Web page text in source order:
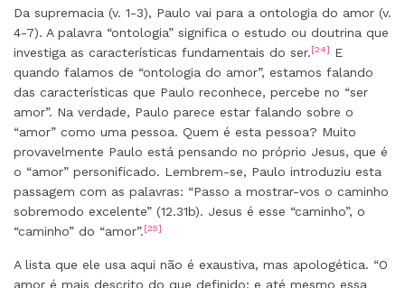
Da supremacia (v. 1-3), Paulo vai para a ontologia do amor (v.
4-7). A palavra “ontologia” significa o estudo ou doutrina que
investiga as características fundamentais do ser.[24] E
quando falamos de “ontologia do amor”, estamos falando
das características que Paulo reconhece, percebe no “ser
amor”. Na verdade, Paulo parece estar falando sobre o
“amor” como uma pessoa. Quem é esta pessoa? Muito
provavelmente Paulo está pensando no próprio Jesus, que é
o “amor” personificado. Lembrem-se, Paulo introduziu esta
passagem com as palavras: “Passo a mostrar-vos o caminho
sobremodo excelente” (12.31b). Jesus é esse “caminho”, o
“caminho” do “amor”.[25]
A lista que ele usa aqui não é exaustiva, mas apologética. “O
amor é mais descrito do que definido; e até mesmo essa